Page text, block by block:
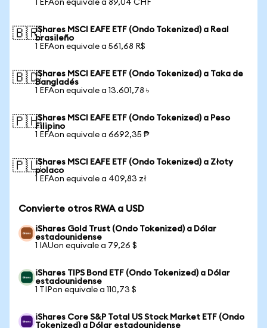
1 EFAon equivale a 89,04 CHF
🇧🇷iShares MSCI EAFE ETF (Ondo Tokenized) a Real
brasileño
1 EFAon equivale a 561,68 R$
🇧🇩iShares MSCI EAFE ETF (Ondo Tokenized) a Taka de
Bangladés
1 EFAon equivale a 13.601,78 ৳
🇵🇭iShares MSCI EAFE ETF (Ondo Tokenized) a Peso
Filipino
1 EFAon equivale a 6692,35 ₱
🇵🇱iShares MSCI EAFE ETF (Ondo Tokenized) a Złoty
polaco
1 EFAon equivale a 409,83 zł
Convierte otros RWA a USD
iShares Gold Trust (Ondo Tokenized) a Dólar
estadounidense
1 IAUon equivale a 79,26 $
iShares TIPS Bond ETF (Ondo Tokenized) a Dólar
estadounidense
1 TIPon equivale a 110,73 $
iShares Core S&P Total US Stock Market ETF (Ondo
Tokenized) a Dólar estadounidense